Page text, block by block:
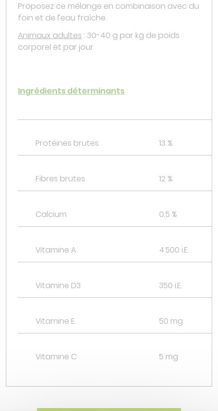
Proposez ce mélange en combinaison avec du
foin et de l’eau fraîche.
Animaux adultes : 30-40 g par kg de poids
corporel et par jour
Ingrédients déterminants
Protéines brutes 13 %
Fibres brutes 12 %
Calcium 0,5 %
Vitamine A 4.500 i.E.
Vitamine D3 350 i.E.
Vitamine E 50 mg
Vitamine C 5 mg